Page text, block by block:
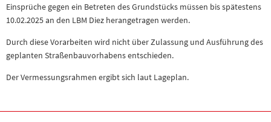
Einsprüche gegen ein Betreten des Grundstücks müssen bis spätestens
10.02.2025 an den LBM Diez herangetragen werden.
Durch diese Vorarbeiten wird nicht über Zulassung und Ausführung des
geplanten Straßenbauvorhabens entschieden.
Der Vermessungsrahmen ergibt sich laut Lageplan.